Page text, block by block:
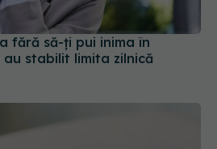
fără să-ți pui inima în
stabilit limita zilnică